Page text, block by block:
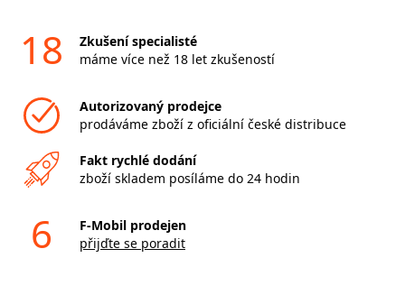
18
Zkušení specialisté
máme více než 18 let zkušeností
Autorizovaný prodejce
prodáváme zboží z oficiální české distribuce
Fakt rychlé dodání
zboží skladem posíláme do 24 hodin
6
F-Mobil prodejen
přijďte se poradit